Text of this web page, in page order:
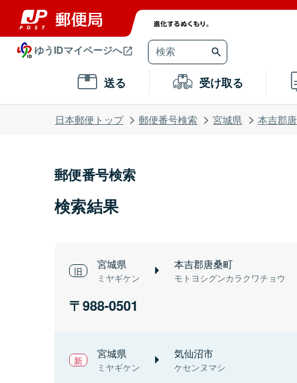
ゆうIDマイページへ
送る 受け取る
日本郵便トップ 郵便番号検索 宮城県 本吉郡
郵便番号検索
検索結果
宮城県
ミヤギケン
本吉郡唐桑町
モトヨシグンカラクワチョウ
988-0501
宮城県
ミヤギケン
気仙沼市
ケセンヌマシ